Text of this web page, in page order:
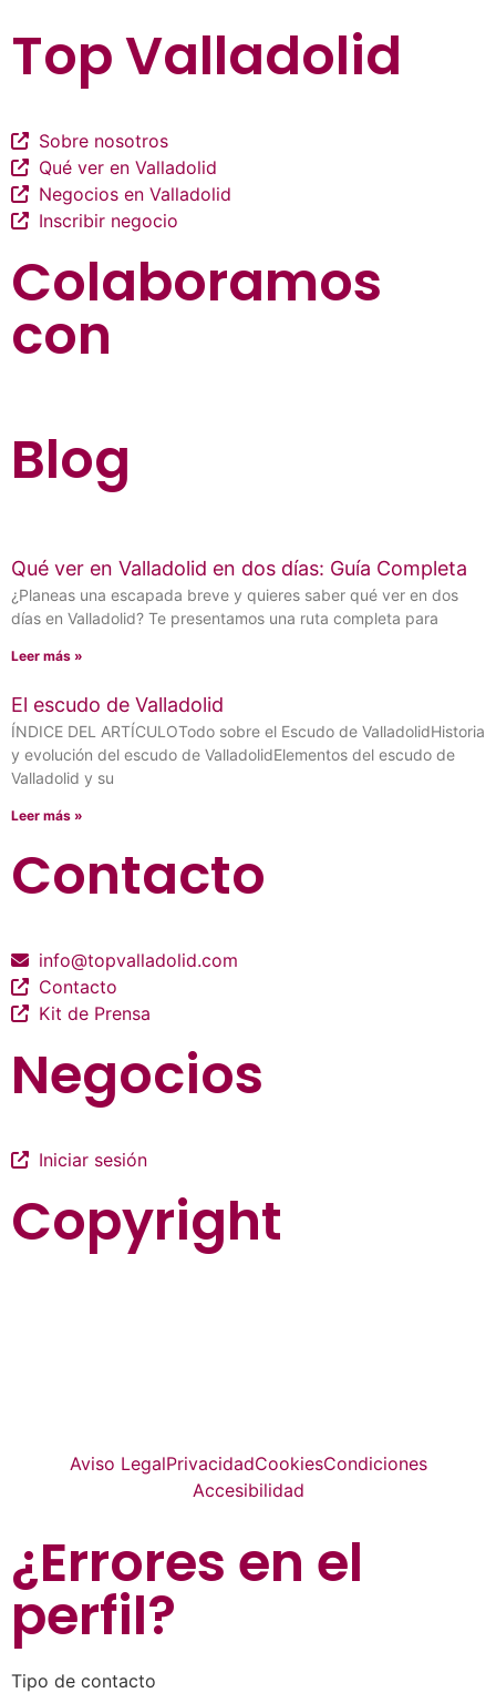
Top Valladolid
Sobre nosotros
Qué ver en Valladolid
Negocios en Valladolid
Inscribir negocio
Colaboramos
con
Blog
Qué ver en Valladolid en dos días: Guía Completa
¿Planeas una escapada breve y quieres saber qué ver en dos
días en Valladolid? Te presentamos una ruta completa para
Leer más »
El escudo de Valladolid
ÍNDICE DEL ARTÍCULOTodo sobre el Escudo de ValladolidHistoria
y evolución del escudo de ValladolidElementos del escudo de
Valladolid y su
Leer más »
Contacto
info@topvalladolid.com
Contacto
Kit de Prensa
Negocios
Iniciar sesión
Copyright
Aviso LegalPrivacidadCookiesCondiciones
Accesibilidad
¿Errores en el
perfil?
Tipo de contacto